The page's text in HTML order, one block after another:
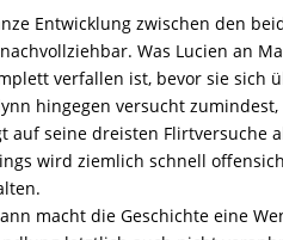
Entwicklung zwischen den
Was Lucien an
verfallen ist, bevor sie sich
hingegen versucht
auf seine dreisten Flirtversuche
wird ziemlich schnell
macht die Geschichte eine